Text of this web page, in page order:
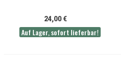
24,00 €
Auf Lager, sofort lieferbar!